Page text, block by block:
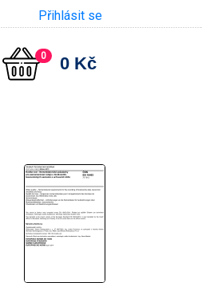
Přihlásit se
0 0 Kč